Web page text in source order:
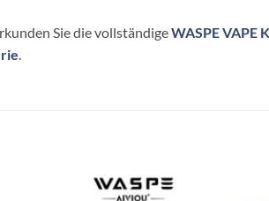
Sie die vollständigeWASPE VAPE
.